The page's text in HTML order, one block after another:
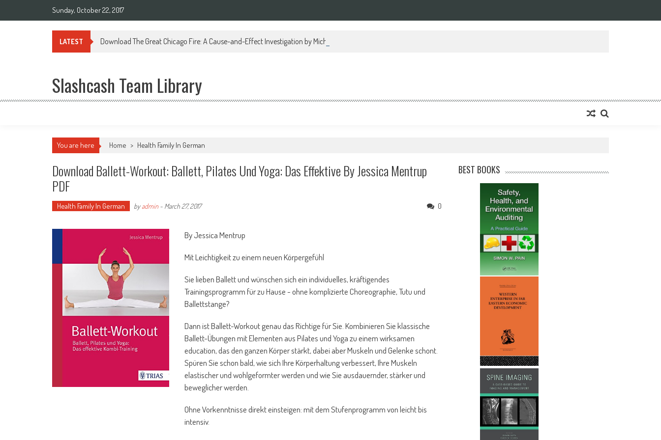
Sunday, October 22, 2017
LATEST Download The Great Chicago Fire: A Cause-and-Effect Investigation by Michael Regan PDF
Slashcash Team Library
You are here Home > Health Family In German
Download Ballett-Workout: Ballett, Pilates Und Yoga: Das Effektive By Jessica Mentrup
PDF
Health Family In German byadmin - March 27, 2017 0
By Jessica Mentrup
Mit Leichtigkeit zu einem neuen Körpergefühl
Sie lieben Ballett und wünschen sich ein individuelles, kräftigendes
Trainingsprogramm für zu Hause - ohne komplizierte Choreographie, Tutu und
Ballettstange?
Dann ist Ballett-Workout genau das Richtige für Sie. Kombinieren Sie klassische
Ballett-Übungen mit Elementen aus Pilates und Yoga zu einem wirksamen
education, das den ganzen Körper stärkt, dabei aber Muskeln und Gelenke schont.
Spüren Sie schon bald, wie sich Ihre Körperhaltung verbessert, Ihre Muskeln
elastischer und wohlgeformter werden und wie Sie ausdauernder, stärker und
beweglicher werden.
Ohne Vorkenntnisse direkt einsteigen: mit dem Stufenprogramm von leicht bis
intensiv.
BEST BOOKS